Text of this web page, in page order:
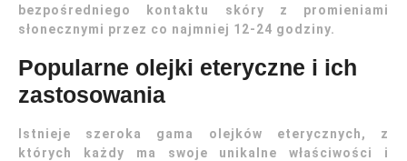
bezpośredniego kontaktu skóry z promieniami
słonecznymi przez co najmniej 12-24 godziny.
Popularne olejki eteryczne i ich
zastosowania
Istnieje szeroka gama olejków eterycznych, z
których każdy ma swoje unikalne właściwości i